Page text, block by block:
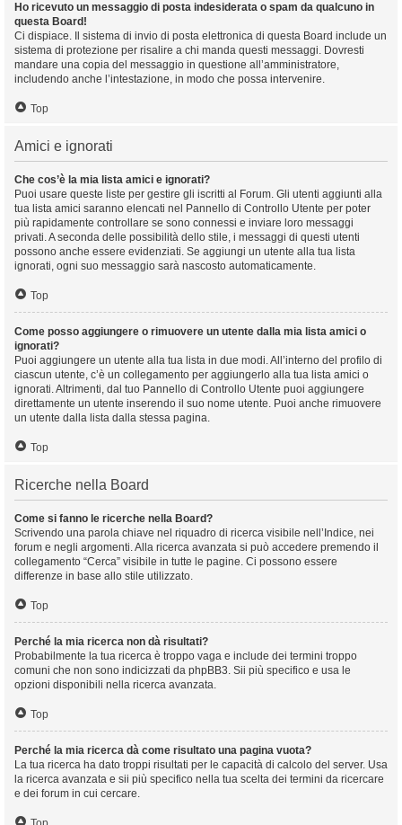
Ho ricevuto un messaggio di posta indesiderata o spam da qualcuno in
questa Board!
Ci dispiace. Il sistema di invio di posta elettronica di questa Board include un
sistema di protezione per risalire a chi manda questi messaggi. Dovresti
mandare una copia del messaggio in questione all’amministratore,
includendo anche l’intestazione, in modo che possa intervenire.
Top
Amici e ignorati
Che cos’è la mia lista amici e ignorati?
Puoi usare queste liste per gestire gli iscritti al Forum. Gli utenti aggiunti alla
tua lista amici saranno elencati nel Pannello di Controllo Utente per poter
più rapidamente controllare se sono connessi e inviare loro messaggi
privati. A seconda delle possibilità dello stile, i messaggi di questi utenti
possono anche essere evidenziati. Se aggiungi un utente alla tua lista
ignorati, ogni suo messaggio sarà nascosto automaticamente.
Top
Come posso aggiungere o rimuovere un utente dalla mia lista amici o
ignorati?
Puoi aggiungere un utente alla tua lista in due modi. All’interno del profilo di
ciascun utente, c’è un collegamento per aggiungerlo alla tua lista amici o
ignorati. Altrimenti, dal tuo Pannello di Controllo Utente puoi aggiungere
direttamente un utente inserendo il suo nome utente. Puoi anche rimuovere
un utente dalla lista dalla stessa pagina.
Top
Ricerche nella Board
Come si fanno le ricerche nella Board?
Scrivendo una parola chiave nel riquadro di ricerca visibile nell’Indice, nei
forum e negli argomenti. Alla ricerca avanzata si può accedere premendo il
collegamento “Cerca” visibile in tutte le pagine. Ci possono essere
differenze in base allo stile utilizzato.
Top
Perché la mia ricerca non dà risultati?
Probabilmente la tua ricerca è troppo vaga e include dei termini troppo
comuni che non sono indicizzati da phpBB3. Sii più specifico e usa le
opzioni disponibili nella ricerca avanzata.
Top
Perché la mia ricerca dà come risultato una pagina vuota?
La tua ricerca ha dato troppi risultati per le capacità di calcolo del server. Usa
la ricerca avanzata e sii più specifico nella tua scelta dei termini da ricercare
e dei forum in cui cercare.